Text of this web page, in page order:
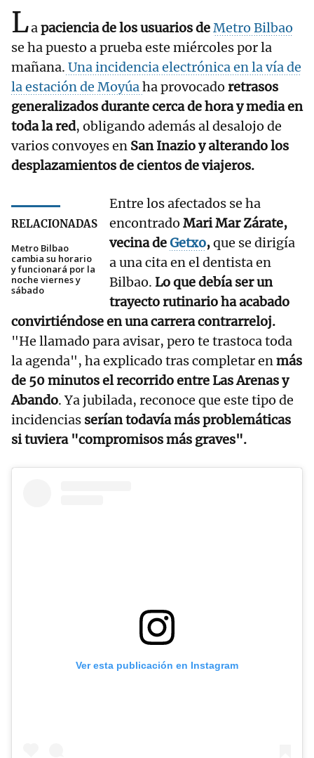
Lapaciencia de los usuarios deMetro Bilbao
se ha puesto a prueba este miércoles por la
mañana. Una incidencia electrónica en la vía de
la estación de Moyúaha provocado retrasos
generalizados durante cerca de hora y media en
toda la red, obligando además al desalojo de
varios convoyes en San Inazio y alterando los
desplazamientos de cientos de viajeros.
RELACIONADAS
Metro Bilbao
cambia su horario
y funcionará por la
noche viernes y
sábado
Entre los afectados se ha
encontrado Mari Mar Zárate,
vecina deGetxo,que se dirigía
a una cita en el dentista en
Bilbao. Lo que debía ser un
trayecto rutinario ha acabado
convirtiéndose en una carrera contrarreloj.
"He llamado para avisar, pero te trastoca toda
la agenda", ha explicado tras completar enmás
de 50 minutos el recorrido entre Las Arenas y
Abando. Ya jubilada, reconoce que este tipo de
incidencias serían todavía más problemáticas
si tuviera "compromisos más graves".
Ver esta publicación en Instagram